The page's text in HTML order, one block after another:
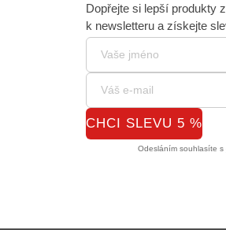
ale abychom to zvládli, používáme
tohoto webu s tím souhlasíte.
Dopřejte si lepší produkty
k newsletteru a získejte
CHCI SLEVU 5 %
Odesláním souhlasíte s